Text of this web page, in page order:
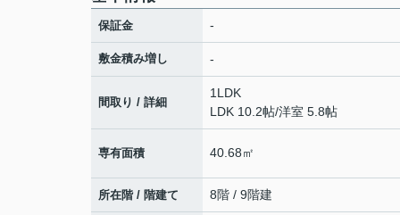
保証金 -
敷金積み増し -
間取り / 詳細
1LDK
LDK 10.2帖/洋室 5.8帖
専有面積 40.68㎡
所在階 / 階建て 8階 / 9階建